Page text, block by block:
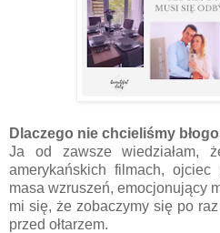
Dlaczego nie chcieliśmy
Ja od zawsze wiedziałam,
amerykańskich filmach, ojciec
masa wzruszeń, emocjonujący
mi się, że zobaczymy się po
przed ołtarzem.